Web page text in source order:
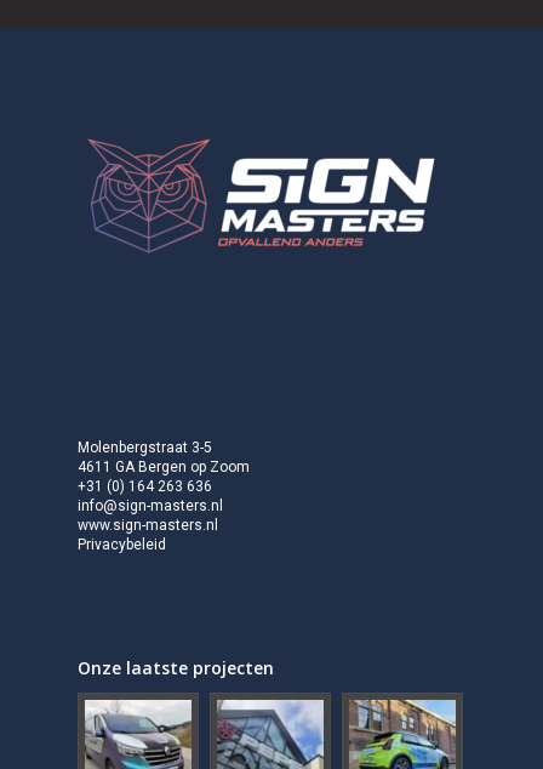
Molenbergstraat 3-5
4611 GA Bergen op Zoom
+31 (0) 164 263 636
info@sign-masters.nl
www.sign-masters.nl
Privacybeleid
Onze laatste projecten